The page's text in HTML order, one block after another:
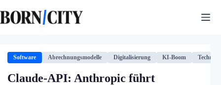
Inhalt
springen
Software Abrechnungsmodelle Digitalisierung KI-Boom
Claude-API: Anthropic führt